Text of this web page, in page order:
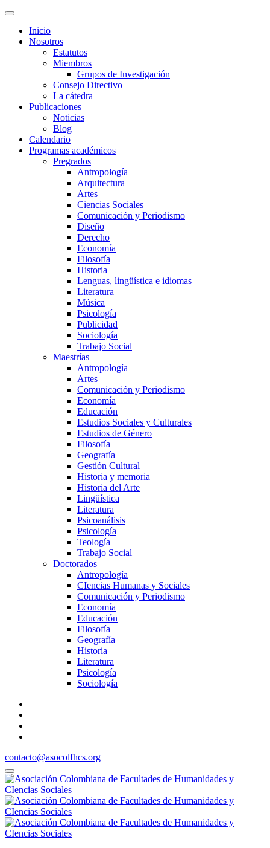
Inicio
Nosotros
Estatutos
Miembros
Grupos de Investigación
Consejo Directivo
La cátedra
Publicaciones
Noticias
Blog
Calendario
Programas académicos
Pregrados
Antropología
Arquitectura
Artes
Ciencias Sociales
Comunicación y Periodismo
Diseño
Derecho
Economía
Filosofía
Historia
Lenguas, lingüística e idiomas
Literatura
Música
Psicología
Publicidad
Sociología
Trabajo Social
Maestrías
Antropología
Artes
Comunicación y Periodismo
Economía
Educación
Estudios Sociales y Culturales
Estudios de Género
Filosofía
Geografía
Gestión Cultural
Historia y memoria
Historia del Arte
Lingüística
Literatura
Psicoanálisis
Psicología
Teología
Trabajo Social
Doctorados
Antropología
CIencias Humanas y Sociales
Comunicación y Periodismo
Economía
Educación
Filosofía
Geografía
Historia
Literatura
Psicología
Sociología
contacto@asocolfhcs.org